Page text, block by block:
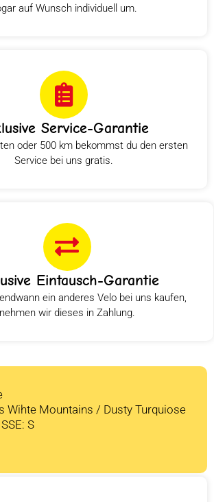
auf Wunsch individuell um.
Service-Garantie
oder 500 km bekommst du den ersten
Service bei uns gratis.
Eintausch-Garantie
ein anderes Velo bei uns kaufen,
nehmen wir dieses in Zahlung.
Wihte Mountains / Dusty Turquiose
S